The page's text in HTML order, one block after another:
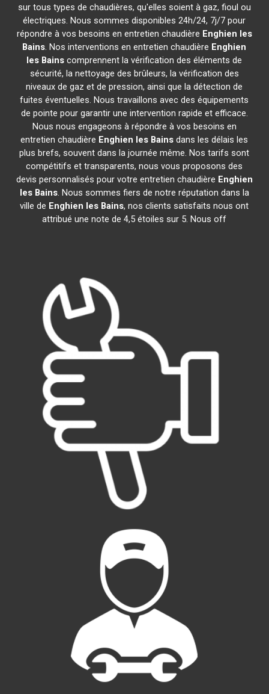
sur tous types de chaudières, qu'elles soient à gaz, fioul ou
électriques. Nous sommes disponibles 24h/24, 7j/7 pour
répondre à vos besoins en entretien chaudière Enghien les
Bains. Nos interventions en entretien chaudière Enghien
les Bains comprennent la vérification des éléments de
sécurité, la nettoyage des brûleurs, la vérification des
niveaux de gaz et de pression, ainsi que la détection de
fuites éventuelles. Nous travaillons avec des équipements
de pointe pour garantir une intervention rapide et efficace.
Nous nous engageons à répondre à vos besoins en
entretien chaudière Enghien les Bains dans les délais les
plus brefs, souvent dans la journée même. Nos tarifs sont
compétitifs et transparents, nous vous proposons des
devis personnalisés pour votre entretien chaudière Enghien
les Bains. Nous sommes fiers de notre réputation dans la
ville de Enghien les Bains, nos clients satisfaits nous ont
attribué une note de 4,5 étoiles sur 5. Nous off